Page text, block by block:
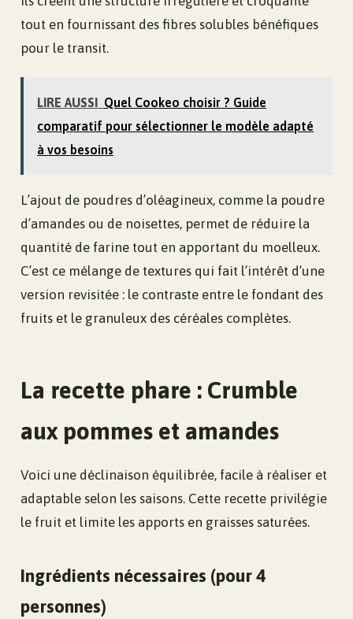
tout en fournissant des fibres solubles bénéfiques
pour le transit.
LIRE AUSSI Quel Cookeo choisir ? Guide
comparatif pour sélectionner le modèle adapté
à vos besoins
L’ajout de poudres d’oléagineux, comme la poudre
d’amandes ou de noisettes, permet de réduire la
quantité de farine tout en apportant du moelleux.
C’est ce mélange de textures qui fait l’intérêt d’une
version revisitée : le contraste entre le fondant des
fruits et le granuleux des céréales complètes.
La recette phare : Crumble
aux pommes et amandes
Voici une déclinaison équilibrée, facile à réaliser et
adaptable selon les saisons. Cette recette privilégie
le fruit et limite les apports en graisses saturées.
Ingrédients nécessaires (pour 4
personnes)